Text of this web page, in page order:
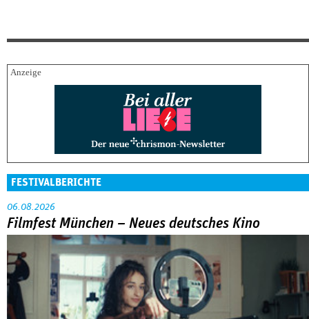
FESTIVALBERICHTE
06.08.2026
Filmfest München – Neues deutsches Kino